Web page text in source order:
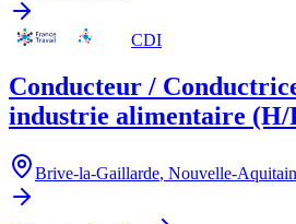
CDI
Conducteur /
industrie alimentaire (H/
Brive-la-Gaillarde, Nouvelle-